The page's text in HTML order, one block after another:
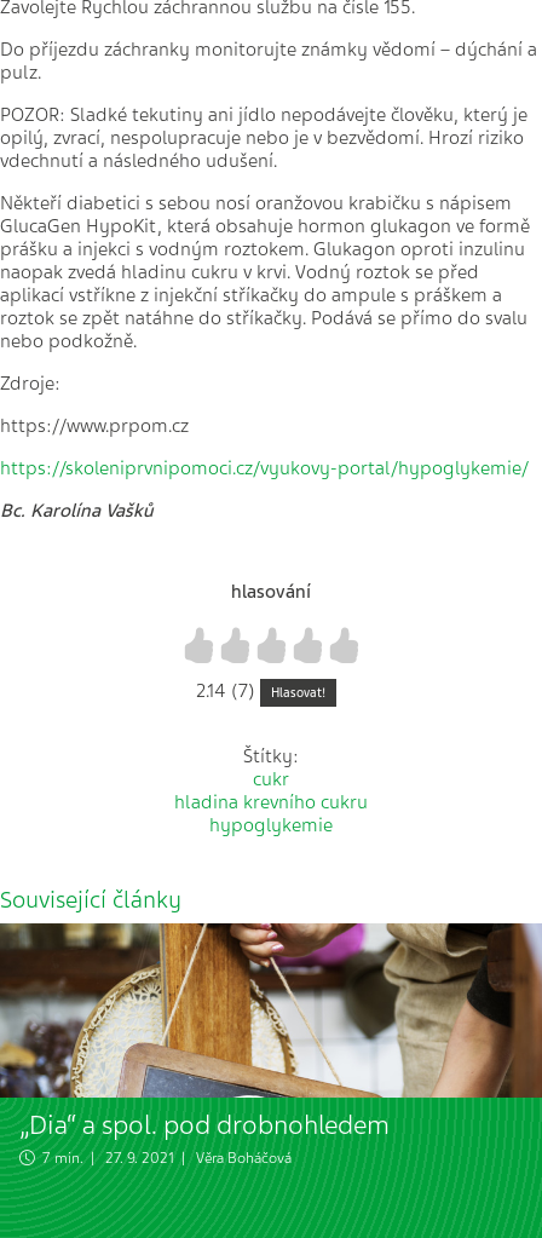
Zavolejte Rychlou záchrannou službu na čísle 155.
Do příjezdu záchranky monitorujte známky vědomí – dýchání a
pulz.
POZOR: Sladké tekutiny ani jídlo nepodávejte člověku, který je
opilý, zvrací, nespolupracuje nebo je v bezvědomí. Hrozí riziko
vdechnutí a následného udušení.
Někteří diabetici s sebou nosí oranžovou krabičku s nápisem
GlucaGen HypoKit, která obsahuje hormon glukagon ve formě
prášku a injekci s vodným roztokem. Glukagon oproti inzulinu
naopak zvedá hladinu cukru v krvi. Vodný roztok se před
aplikací vstříkne z injekční stříkačky do ampule s práškem a
roztok se zpět natáhne do stříkačky. Podává se přímo do svalu
nebo podkožně.
Zdroje:
https://www.prpom.cz
https://skoleniprvnipomoci.cz/vyukovy-portal/hypoglykemie/
Bc. Karolína Vašků
hlasování
4
3
2
1
2.14 (7) Hlasovat!
Štítky:
cukr
hladina krevního cukru
hypoglykemie
Související články
„Dia“ a spol. pod drobnohledem
7 min. | 27. 9. 2021 |Věra Boháčová